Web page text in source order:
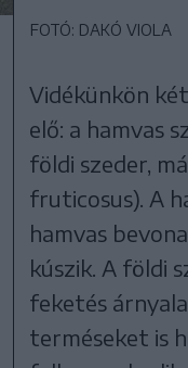
FOTÓ: DAKÓ VIOLA
Vidékünkön
elő: a hamvas
földi szeder,
fruticosus). A
hamvas
kúszik. A földi
feketés
terméseket is